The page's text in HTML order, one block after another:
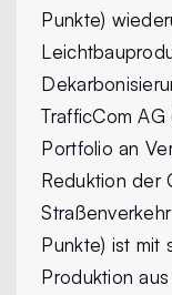
Punkte)
TrafficCom
Portfolio an
Reduktion der
Punkte) ist mit
Produktion